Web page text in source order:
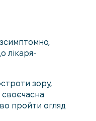
лікаря-
зору,
своєчасна
пройти огляд